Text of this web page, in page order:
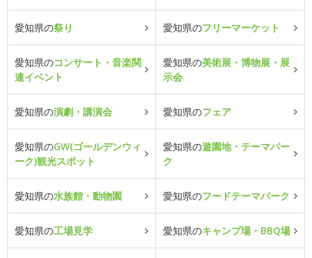
愛知県の祭り 愛知県のフリーマーケット
愛知県のコンサート・音楽関
連イベント
愛知県の美術展・博物展・展
示会
愛知県の演劇・講演会 愛知県のフェア
愛知県のGW(ゴールデンウィ
ーク)観光スポット
愛知県の遊園地・テーマパー
ク
愛知県の水族館・動物園 愛知県のフードテーマパーク
愛知県の工場見学 愛知県のキャンプ場・BBQ場